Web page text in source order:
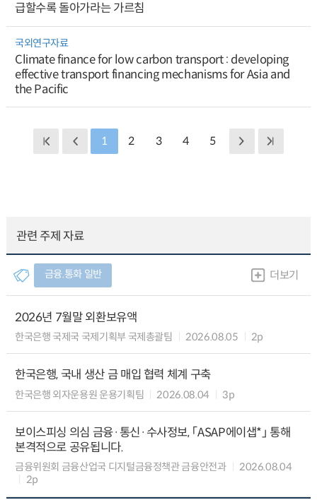
급할수록 돌아가라는 가르침
국외연구자료
Climate finance for low carbon transport : developing
effective transport financing mechanisms for Asia and
the Pacific
1 2 3 4 5
관련 주제 자료
금융.통화 일반 더보기
2026년 7월말 외환보유액
한국은행 국제국 국제기획부 국제총괄팀 2026.08.05 2p
한국은행, 국내 생산 금 매입 협력 체계 구축
한국은행 외자운용원 운용기획팀 2026.08.04 3p
보이스피싱 의심 금융·통신·수사정보, 「ASAP에이샙*」 통해
본격적으로 공유됩니다.
금융위원회 금융산업국 디지털금융정책관 금융안전과
2026.08.04
2p